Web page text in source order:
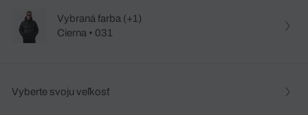
Vybraná farba (+1)
Cierna • 031
Vyberte svoju veľkosť